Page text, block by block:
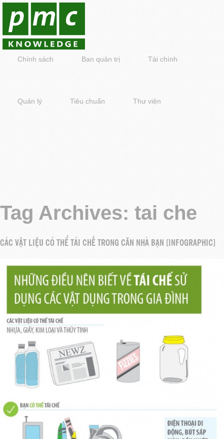
Chính sách Ban quản trị Tài chính
Quản lý Tiêu chuẩn Thư viện
Tag Archives: tai che
CÁC VẬT LIỆU CÓ THỂ TÁI CHẾ TRONG CĂN NHÀ BẠN [INFOGRAPHIC]